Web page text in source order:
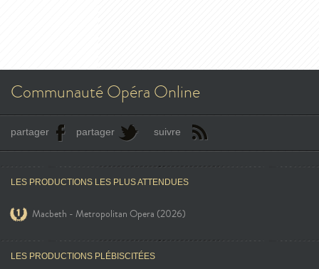
Communauté Opéra Online
partager partager suivre
LES PRODUCTIONS LES PLUS ATTENDUES
Macbeth - Metropolitan Opera (2026)
LES PRODUCTIONS PLÉBISCITÉES